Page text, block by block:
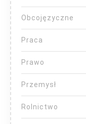
Obcojęzyczne
Praca
Prawo
Przemysł
Rolnictwo